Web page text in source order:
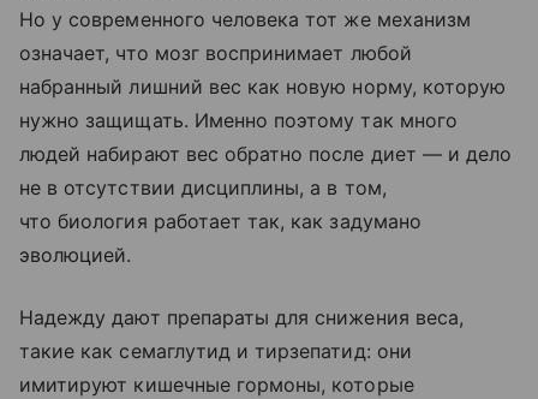
Но у современного человека тот же механизм
означает, что мозг воспринимает любой
набранный лишний вес как новую норму, которую
нужно защищать. Именно поэтому так много
людей набирают вес обратно после диет — и дело
не в отсутствии дисциплины, а в том,
что биология работает так, как задумано
эволюцией.
Надежду дают препараты для снижения веса,
такие как семаглутид и тирзепатид: они
имитируют кишечные гормоны, которые